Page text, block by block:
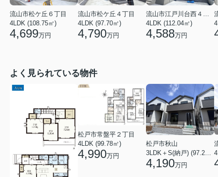
流山市松ケ丘６丁目
4LDK (108.75㎡)
4,699万円
流山市松ケ丘４丁目
4LDK (97.70㎡)
4,790万円
4LDK (112.04㎡)
4,588万円
よく見られている物件
松戸市常盤平２丁目
4LDK (99.78㎡)
4,990万円
松戸市秋山
4,190万円